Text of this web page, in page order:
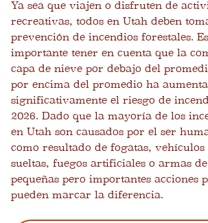
Ya sea que viajen o disfruten de
recreativas, todos en Utah deben
prevención de incendios forestales.
importante tener en cuenta que la
capa de nieve por debajo del
por encima del promedio ha
significativamente el riesgo de
2026. Dado que la mayoría de los
en Utah son causados ​​por el ser
como resultado de fogatas, vehículos
sueltas, fuegos artificiales o armas
pequeñas pero importantes acciones
pueden marcar la diferencia.